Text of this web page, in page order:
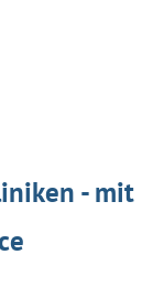
- mit